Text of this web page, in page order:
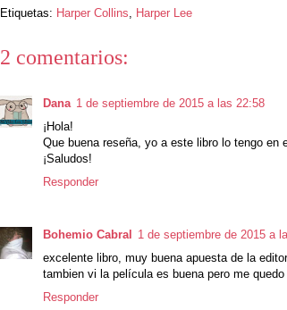
Etiquetas: Harper Collins, Harper Lee
2 comentarios:
Dana 1 de septiembre de 2015 a las 22:58
¡Hola!
Que buena reseña, yo a este libro lo tengo en
¡Saludos!
Responder
Bohemio Cabral 1 de septiembre de 2015 a
excelente libro, muy buena apuesta de la
tambien vi la película es buena pero me
Responder